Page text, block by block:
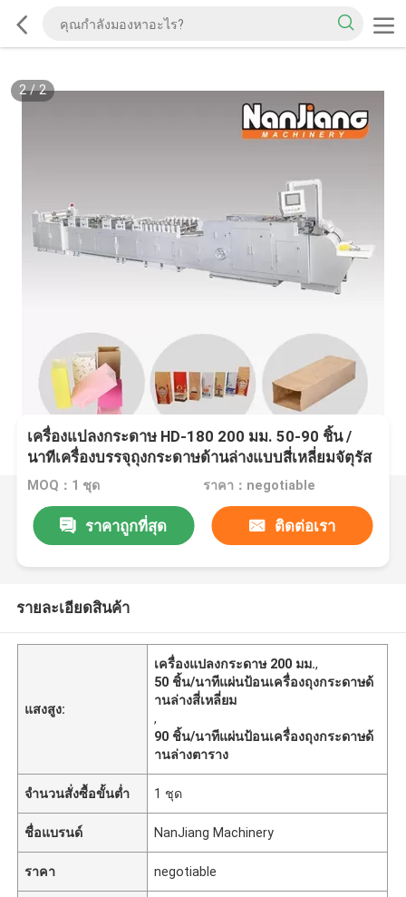
2/2
เครื่องแปลงกระดาษ HD-180 200 มม. 50-90 ชิ้น /
นาทีเครื่องบรรจุถุงกระดาษด้านล่างแบบสี่เหลี่ยมจัตุรัส
MOQ：1 ชุด ราคา：negotiable
ราคาถูกที่สุด ติดต่อเรา
รายละเอียดสินค้า
แสงสูง:
เครื่องแปลงกระดาษ 200 มม.,
50 ชิ้น/นาทีแผ่นป้อนเครื่องถุงกระดาษด้
านล่างสี่เหลี่ยม
,
90 ชิ้น/นาทีแผ่นป้อนเครื่องถุงกระดาษด้
านล่างตาราง
จำนวนสั่งซื้อขั้นต่ำ 1 ชุด
ชื่อแบรนด์ NanJiang Machinery
ราคา negotiable